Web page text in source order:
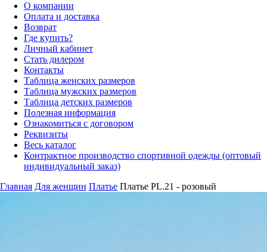
О компании
Оплата и доставка
Возврат
Где купить?
Личный кабинет
Стать дилером
Контакты
Таблица женских размеров
Таблица мужских размеров
Таблица детских размеров
Полезная информация
Ознакомиться с договором
Реквизиты
Весь каталог
Контрактное производство спортивной одежды (оптовый
индивидуальный заказ)
Главная Для женщин Платье Платье PL.21 - розовый